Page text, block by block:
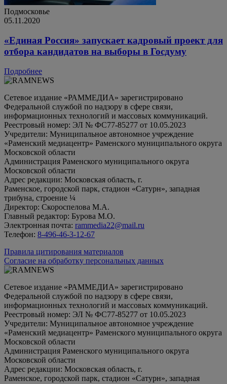
Подмосковье
05.11.2020
«Единая Россия» запускает кадровый проект для
отбора кандидатов на выборы в Госдуму
Подробнее
Сетевое издание «РАММЕДИА» зарегистрировано
Федеральной службой по надзору в сфере связи,
информационных технологий и массовых коммуникаций.
Реестровый номер: ЭЛ № ФС77-85277 от 10.05.2023
Учредители: Муниципальное автономное учреждение
«Раменский медиацентр» Раменского муниципального округа
Московской области
Администрация Раменского муниципального округа
Московской области
Адрес редакции: Московская область, г.
Раменское, городской парк, стадион «Сатурн», западная
трибуна, строение ¼
Директор: Скороспелова М.А.
Главный редактор: Бурова М.О.
Электронная почта: rammedia22@mail.ru
Телефон: 8-496-46-3-12-67
Правила цитирования материалов
Согласие на обработку персональных данных
Сетевое издание «РАММЕДИА» зарегистрировано
Федеральной службой по надзору в сфере связи,
информационных технологий и массовых коммуникаций.
Реестровый номер: ЭЛ № ФС77-85277 от 10.05.2023
Учредители: Муниципальное автономное учреждение
«Раменский медиацентр» Раменского муниципального округа
Московской области
Администрация Раменского муниципального округа
Московской области
Адрес редакции: Московская область, г.
Раменское, городской парк, стадион «Сатурн», западная